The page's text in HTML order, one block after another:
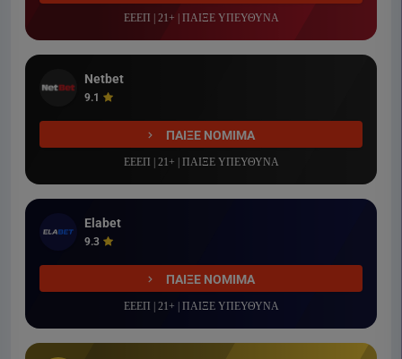
ΕΕΕΠ | 21+ | ΠΑΙΞΕ ΥΠΕΥΘΥΝΑ
Netbet
9.1
ΠΑΙΞΕ ΝΟΜΙΜΑ
ΕΕΕΠ | 21+ | ΠΑΙΞΕ ΥΠΕΥΘΥΝΑ
Elabet
9.3
ΠΑΙΞΕ ΝΟΜΙΜΑ
ΕΕΕΠ | 21+ | ΠΑΙΞΕ ΥΠΕΥΘΥΝΑ